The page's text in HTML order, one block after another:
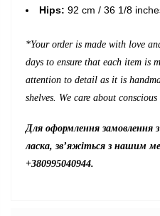
Hips: 92 cm / 36 1/8
*Your order is made with love
days to ensure that each item is
attention to detail as it is
shelves. We care about
Для оформлення замовлення
ласка, зв’яжіться з нашим
+380995040944.